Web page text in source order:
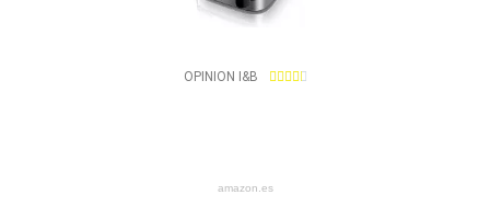
OPINION I&B 4
amazon.es